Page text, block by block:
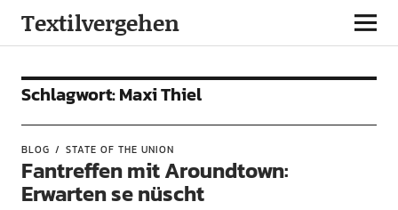
Textilvergehen
Schlagwort:Maxi Thiel
BLOG STATE OF THE UNION
Fantreffen mit Aroundtown:
Erwarten se nüscht